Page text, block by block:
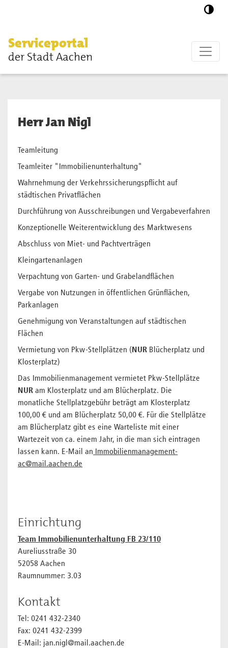
Serviceportal
der Stadt Aachen
Herr Jan Nigl
Teamleitung
Teamleiter "Immobilienunterhaltung"
Wahrnehmung der Verkehrssicherungspflicht auf
städtischen Privatflächen
Durchführung von Ausschreibungen und Vergabeverfahren
Konzeptionelle Weiterentwicklung des Marktwesens
Abschluss von Miet- und Pachtverträgen
Kleingartenanlagen
Verpachtung von Garten- und Grabelandflächen
Vergabe von Nutzungen in öffentlichen Grünflächen,
Parkanlagen
Genehmigung von Veranstaltungen auf städtischen
Flächen
Vermietung von Pkw-Stellplätzen ( NUR Blücherplatz und
Klosterplatz)
Das Immobilienmanagement vermietet Pkw-Stellplätze
NUR am Klosterplatz und am Blücherplatz. Die
monatliche Stellplatzgebühr beträgt am Klosterplatz
100,00 € und am Blücherplatz 50,00 €. Für die Stellplätze
am Blücherplatz gibt es eine Warteliste mit einer
Wartezeit von ca. einem Jahr, in die man sich eintragen
lassen kann. E-Mail an Immobilienmanagement-
ac@mail.aachen.de
Einrichtung
Team Immobilienunterhaltung FB 23/110
Aureliusstraße 30
52058 Aachen
Raumnummer: 3.03
Kontakt
Tel: 0241 432-2340
Fax: 0241 432-2399
E-Mail: jan.nigl@mail.aachen.de